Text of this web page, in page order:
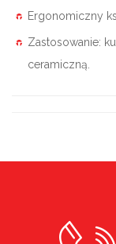
Ergonomiczny
Zastosowanie:
ceramiczną.